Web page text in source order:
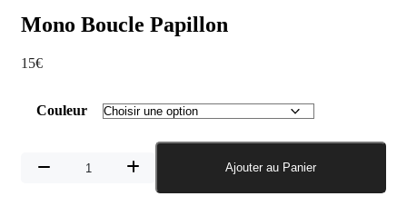
Mono Boucle Papillon
15€
Couleur
quantité
Ajouter au Panier